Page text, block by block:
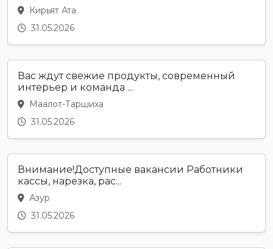
Кирьят Ата
31.05.2026
Вас ждут свежие продукты, современный
интерьер и команда ...
Маалот-Таршиха
31.05.2026
Внимание!Доступные вакансии Работники
кассы, нарезка, рас...
Азур
31.05.2026